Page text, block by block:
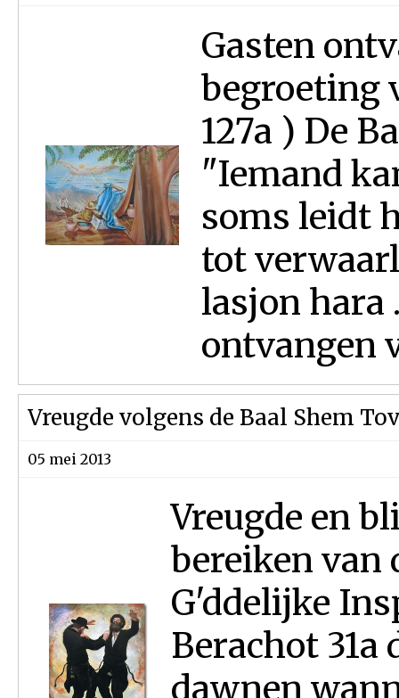
Gasten
begroeting
127a ) De
"Iemand
soms leidt
tot
lasjon hara
ontvangen
Vreugde volgens de Baal Shem Tov
05 mei 2013
Vreugde en
bereiken van
G'ddelijke
Berachot
dawnen